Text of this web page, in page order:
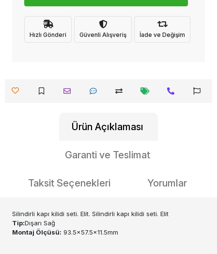
Hızlı Gönderi Güvenli Alışveriş İade ve Değişim
Ürün Açıklaması
Garanti ve Teslimat
Taksit Seçenekleri Yorumlar
Silindirli kapı kilidi seti. Elit. Silindirli kapı kilidi seti. Elit
Tip:Dışarı Sağ
Montaj Ölçüsü: 93.5x57.5x11.5mm